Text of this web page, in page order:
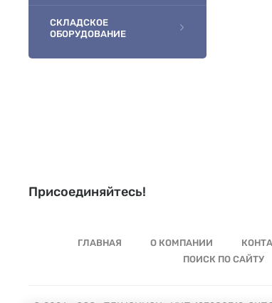
СКЛАДСКОЕ
ОБОРУДОВАНИЕ
Присоединяйтесь!
ГЛАВНАЯ О КОМПАНИИ
ПОИСК ПО САЙТУ